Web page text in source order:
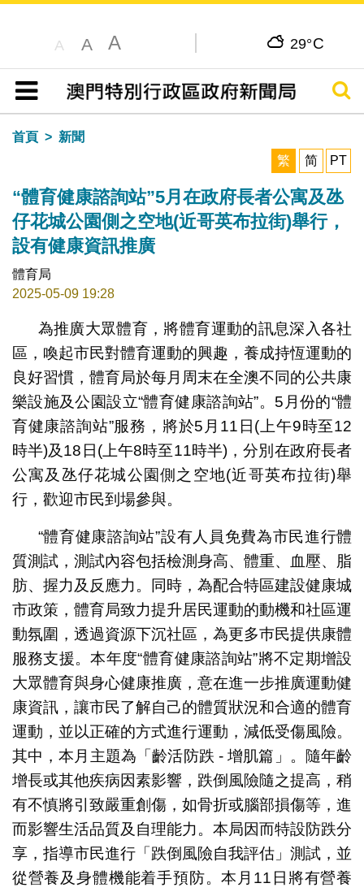
A A A 29°C
目錄
搜尋
首頁
新聞
繁
简 PT
“體育健康諮詢站”5月在政府長者公寓及氹
仔花城公園側之空地(近哥英布拉街)舉行，
設有健康資訊推廣
體育局
2025-05-09 19:28
為推廣大眾體育，將體育運動的訊息深入各社
區，喚起市民對體育運動的興趣，養成持恆運動的
良好習慣，體育局於每月周末在全澳不同的公共康
樂設施及公園設立“體育健康諮詢站”。5月份的“體
育健康諮詢站”服務，將於5月11日(上午9時至12
時半)及18日(上午8時至11時半)，分別在政府長者
公寓及氹仔花城公園側之空地(近哥英布拉街)舉
行，歡迎市民到場參與。
“體育健康諮詢站”設有人員免費為市民進行體
質測試，測試內容包括檢測身高、體重、血壓、脂
肪、握力及反應力。同時，為配合特區建設健康城
市政策，體育局致力提升居民運動的動機和社區運
動氛圍，透過資源下沉社區，為更多巿民提供康體
服務支援。本年度“體育健康諮詢站”將不定期增設
大眾體育與身心健康推廣，意在進一步推廣運動健
康資訊，讓市民了解自己的體質狀況和合適的體育
運動，並以正確的方式進行運動，減低受傷風險。
其中，本月主題為「齡活防跌 - 增肌篇」。隨年齡
增長或其他疾病因素影響，跌倒風險隨之提高，稍
有不慎將引致嚴重創傷，如骨折或腦部損傷等，進
而影響生活品質及自理能力。本局因而特設防跌分
享，指導市民進行「跌倒風險自我評估」測試，並
從營養及身體機能着手預防。本月11日將有營養